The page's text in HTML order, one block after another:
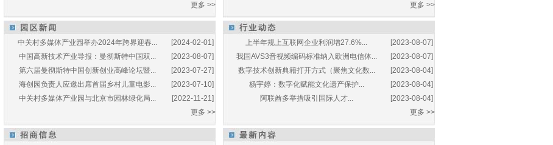
更多 >>
更多 >>
[2024-02-01]
中关村多媒体产业园举办2024年跨界迎春...
[2023-08-07]
中国高新技术产业导报：曼彻斯特中国双...
[2023-07-27]
第六届曼彻斯特中国创新创业高峰论坛暨...
[2023-07-10]
海创园负责人应邀出席首届乡村儿童电影...
[2022-11-21]
中关村多媒体产业园与北京市园林绿化局...
更多 >>
[2023-08-07]
上半年规上互联网企业利润增27.6%...
[2023-08-07]
我国AVS3音视频编码标准纳入欧洲电信体...
[2023-08-04]
数字技术创新典籍打开方式（聚焦文化数...
[2023-08-04]
杨宇婷：数字化赋能文化遗产保护...
[2023-08-04]
阿联酋多举措吸引国际人才...
更多 >>